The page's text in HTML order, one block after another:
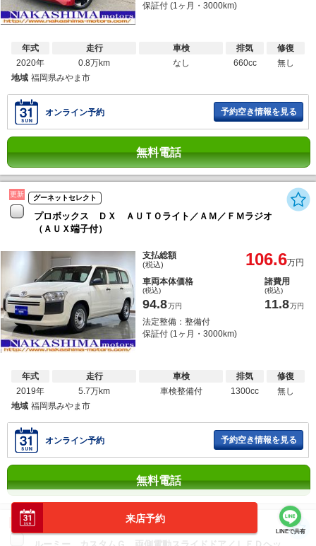
来店予約
LINEで共有
保証付 (1ヶ月・3000km)
年式
2020年
走行
0.8万km
車検
なし
排気
660cc
修復
無し
地域 福岡県みやま市
オンライン予約 予約空き情報を見る
無料電話
更新 グーネットセレクト
プロボックス ＤＸ ＡＵＴＯライト／ＡＭ／ＦＭラジオ
（ＡＵＸ端子付）
支払総額
(税込) 106.6万円
車両本体価格
(税込)
94.8万円
諸費用
(税込)
11.8万円
法定整備：整備付
保証付 (1ヶ月・3000km)
年式
2019年
走行
5.7万km
車検
車検整備付
排気
1300cc
修復
無し
地域 福岡県みやま市
オンライン予約 予約空き情報を見る
無料電話
更新 グーネットセレクト